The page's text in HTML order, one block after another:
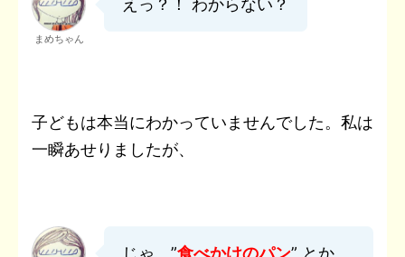
まめちゃん
えっ？！ わからない？
子どもは本当にわかっていませんでした。私は
一瞬あせりましたが、
じゃ、”食べかけのパン” とか